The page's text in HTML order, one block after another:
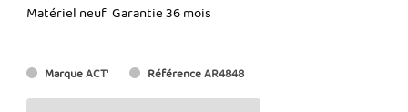
Matériel neuf Garantie 36 mois
MarqueACT' RéférenceAR4848